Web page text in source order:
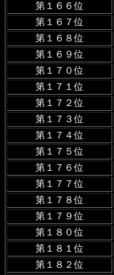
第１６６位
第１６７位
第１６８位
第１６９位
第１７０位
第１７１位
第１７２位
第１７３位
第１７４位
第１７５位
第１７６位
第１７７位
第１７８位
第１７９位
第１８０位
第１８１位
第１８２位